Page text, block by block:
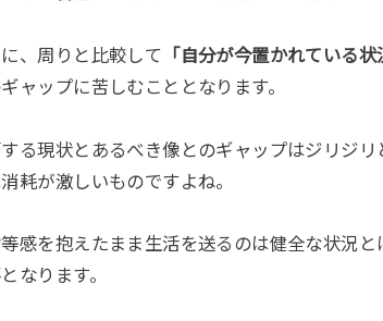
、周りと比較して 「自分が今置かれている
ャップに苦しむこととなります。
る現状とあるべき像とのギャップはジリジ
耗が激しいものですよね。
感を抱えたまま生活を送るのは健全な状況
なります。